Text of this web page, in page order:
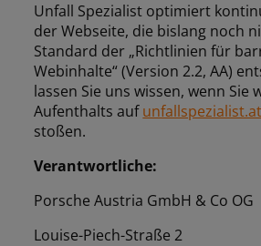
Unfall Spezialist optimiert
der Webseite, die bislang noch
Standard der „Richtlinien für
Webinhalte“ (Version 2.2, AA)
lassen Sie uns wissen, wenn Sie
Aufenthalts aufunfallspezialist.at
stoßen.
Verantwortliche:
Porsche Austria GmbH & Co OG
Louise-Piech-Straße 2